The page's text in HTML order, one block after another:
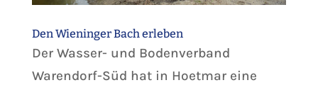
Den Wieninger Bach erleben
Der Wasser- und Bodenverband
Warendorf-Süd hat in Hoetmar eine